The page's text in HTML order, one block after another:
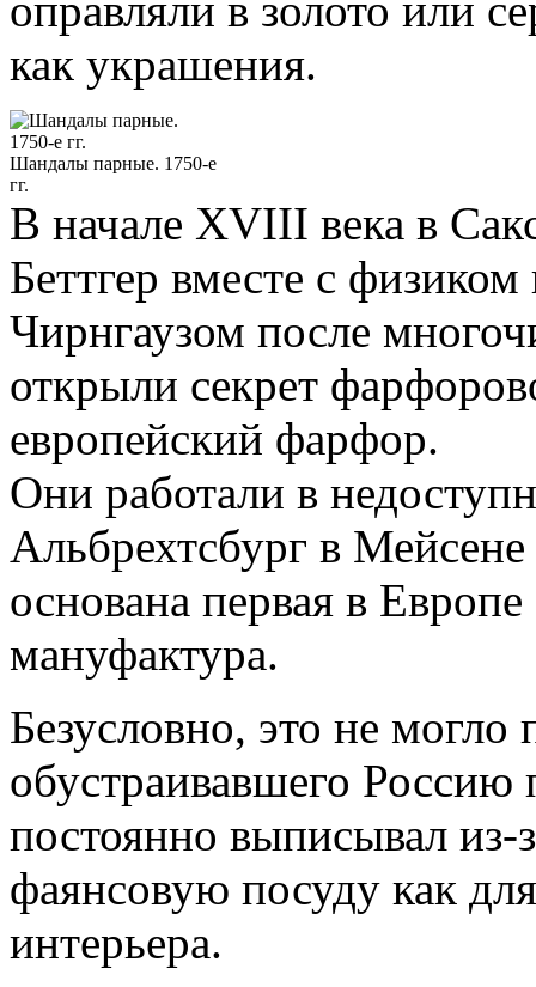
как украшения.
Шандалы парные. 1750-е
гг.
В начале XVIII века в
Беттгер вместе с
Чирнгаузом после
открыли секрет
европейский фарфор.
Они работали в
Альбрехтсбург в
основана первая в
мануфактура.
Безусловно, это не
обустраивавшего
постоянно выписывал
фаянсовую посуду как
интерьера.